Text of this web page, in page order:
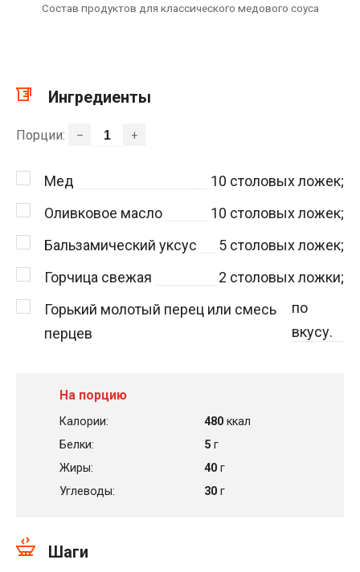
Состав продуктов для классического медового соуса
Ингредиенты
Порции: – +
Мед 10 столовых ложек;
Оливковое масло
10 столовых ложек;
Бальзамический уксус
5 столовых ложек;
Горчица свежая
2 столовых ложки;
Горький молотый перец или смесь
перцев
по
вкусу.
На порцию
Калории: 480 ккал
Белки:
5 г
Жиры:
40 г
Углеводы:
30 г
Шаги